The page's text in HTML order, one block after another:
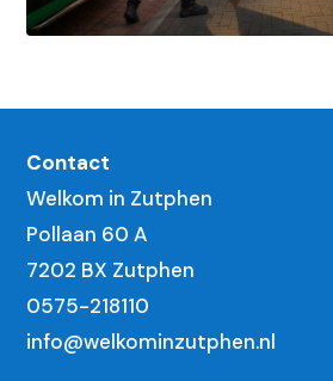
Contact
Welkom in Zutphen
Pollaan 60 A
7202 BX Zutphen
0575-218110
info@welkominzutphen.nl